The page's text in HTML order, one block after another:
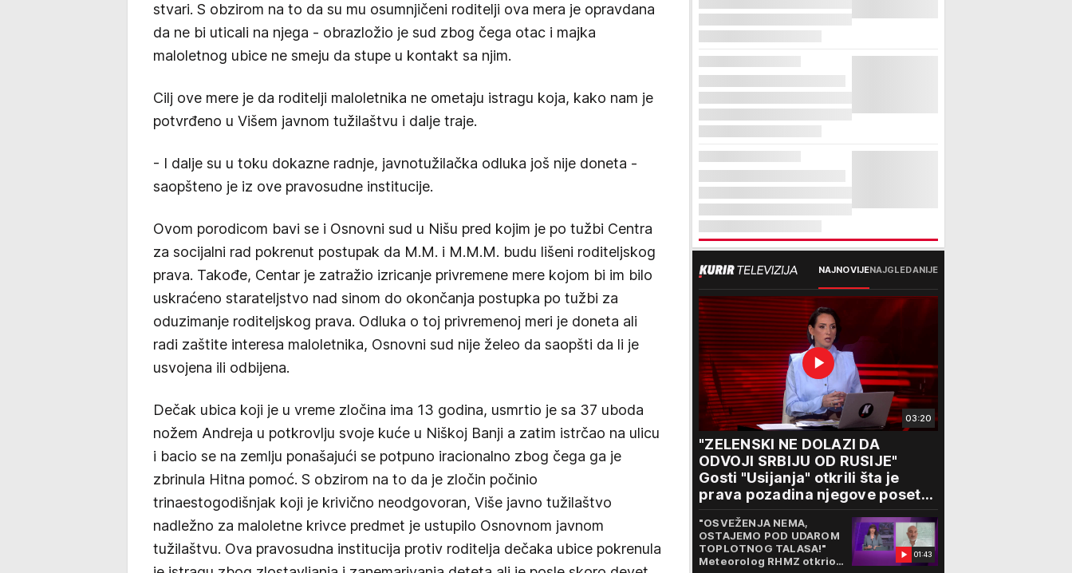
stvari. S obzirom na to da su mu osumnjičeni roditelji ova mera je opravdana
da ne bi uticali na njega - obrazložio je sud zbog čega otac i majka
maloletnog ubice ne smeju da stupe u kontakt sa njim.
Cilj ove mere je da roditelji maloletnika ne ometaju istragu koja, kako nam je
potvrđeno u Višem javnom tužilaštvu i dalje traje.
- I dalje su u toku dokazne radnje, javnotužilačka odluka još nije doneta -
saopšteno je iz ove pravosudne institucije.
Ovom porodicom bavi se i Osnovni sud u Nišu pred kojim je po tužbi Centra
za socijalni rad pokrenut postupak da M.M. i M.M.M. budu lišeni roditeljskog
prava. Takođe, Centar je zatražio izricanje privremene mere kojom bi im bilo
uskraćeno starateljstvo nad sinom do okončanja postupka po tužbi za
oduzimanje roditeljskog prava. Odluka o toj privremenoj meri je doneta ali
radi zaštite interesa maloletnika, Osnovni sud nije želeo da saopšti da li je
usvojena ili odbijena.
Dečak ubica koji je u vreme zločina ima 13 godina, usmrtio je sa 37 uboda
nožem Andreja u potkrovlju svoje kuće u Niškoj Banji a zatim istrčao na ulicu
i bacio se na zemlju ponašajući se potpuno iracionalno zbog čega ga je
zbrinula Hitna pomoć. S obzirom na to da je zločin počinio
trinaestogodišnjak koji je krivično neodgovoran, Više javno tužilaštvo
nadležno za maloletne krivce predmet je ustupilo Osnovnom javnom
tužilaštvu. Ova pravosudna institucija protiv roditelja dečaka ubice pokrenula
NAJNOVIJENAJGLEDANIJE
03:20
"ZELENSKI NE DOLAZI DA
ODVOJI SRBIJU OD RUSIJE"
Gosti "Usijanja" otkrili šta je
prava pozadina njegove posete
Beogradu
01:43
"OSVEŽENJA NEMA,
OSTAJEMO POD UDAROM
TOPLOTNOG TALASA!"
Meteorolog RHMZ otkrio